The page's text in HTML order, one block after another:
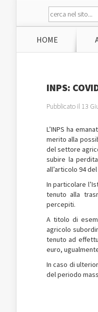
HOME
INPS:
Pubblicato il 13
L’INPS ha
merito alla
del settore
subire la
all’articolo 94 del
In particolare
tenuto alla
percepiti.
A titolo di
agricolo
tenuto ad
euro,
In caso di
del periodo